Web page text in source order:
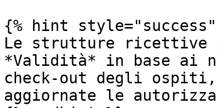
{% hint style="success"
Le strutture ricettive
*Validità* in base ai
check-out degli ospiti,
aggiornate le